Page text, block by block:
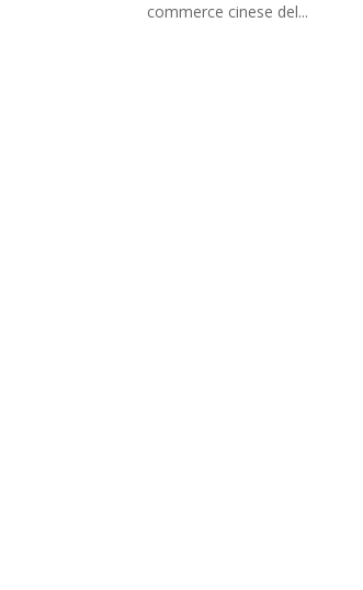
commerce cinese del...